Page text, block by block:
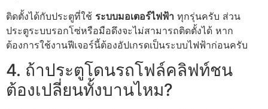
ติดตั้งได้กับประตูที่ใช้ ระบบมอเตอร์ไฟฟ้า ทุกรุ่นครับ ส่วน
ประตูระบบรอกโซ่หรือมือดึงจะไม่สามารถติดตั้งได้ หาก
ต้องการใช้งานฟีเจอร์นี้ต้องอัปเกรดเป็นระบบไฟฟ้าก่อนครับ
4. ถ้าประตูโดนรถโฟล์คลิฟท์ชน
ต้องเปลี่ยนทั้งบานไหม?